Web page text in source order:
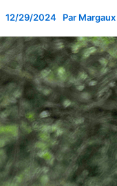
12/29/2024 Par